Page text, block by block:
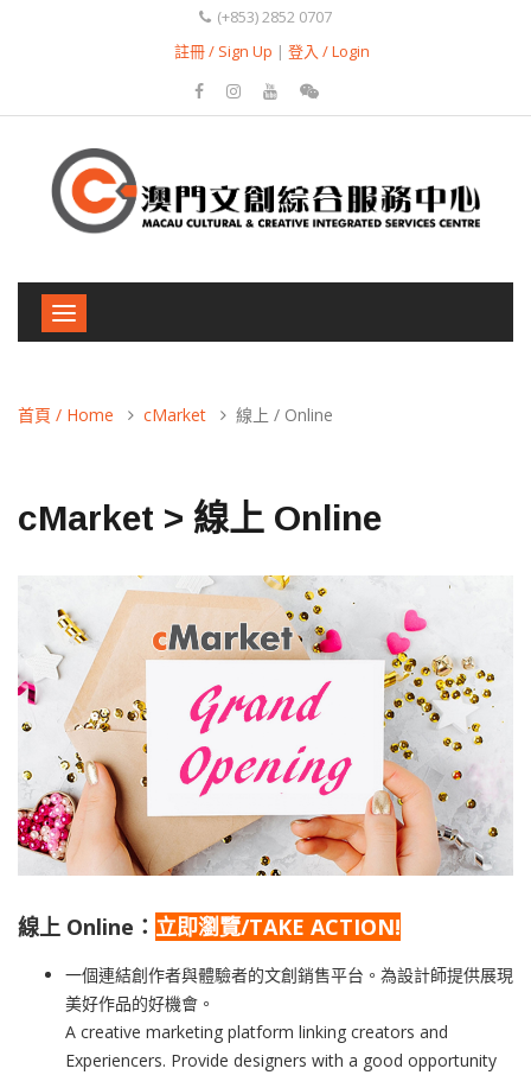
(+853) 2852 0707
註冊 / Sign Up | 登入 / Login
Toggle
navigation
首頁 / Home cMarket 線上 / Online
cMarket > 線上 Online
線上 Online： 立即瀏覽/TAKE ACTION!
一個連結創作者與體驗者的文創銷售平台。為設計師提供展現
美好作品的好機會。
A creative marketing platform linking creators and
Experiencers. Provide designers with a good opportunity